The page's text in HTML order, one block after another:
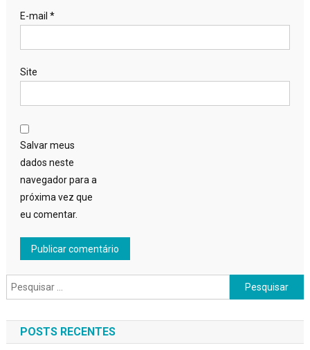
E-mail *
Site
Salvar meus
dados neste
navegador para a
próxima vez que
eu comentar.
Pesquisar
por:
POSTS RECENTES